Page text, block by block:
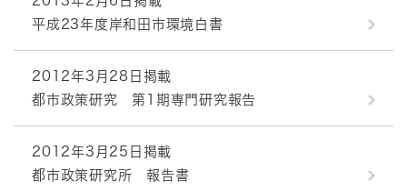
平成23年度岸和田市環境白書
2012年3月28日掲載
都市政策研究 第1期専門研究報告
2012年3月25日掲載
都市政策研究所 報告書